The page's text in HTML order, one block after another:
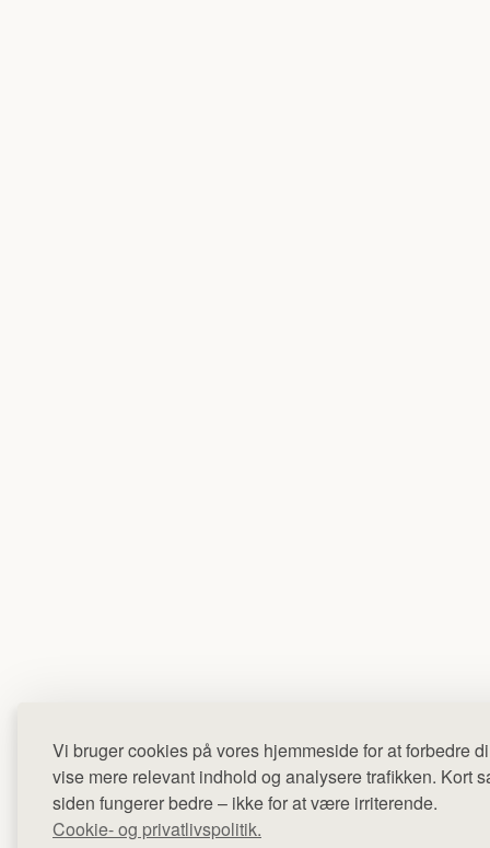
Vi bruger cookies på vores hjemmeside for at forbedre
vise mere relevant indhold og analysere trafikken. Kort
siden fungerer bedre – ikke for at være irriterende.
Cookie- og privatlivspolitik.